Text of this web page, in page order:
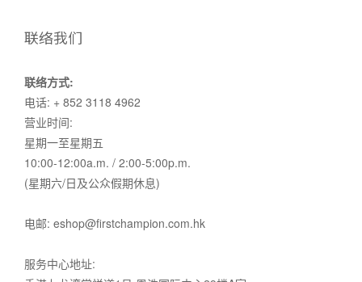
联络我们
联络方式:
电话: + 852 3118 4962
营业时间:
星期一至星期五
10:00-12:00a.m. / 2:00-5:00p.m.
(星期六/日及公众假期休息)
电邮: eshop@firstchampion.com.hk
服务中心地址: